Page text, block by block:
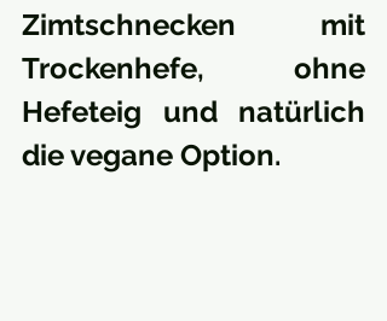
Zimtschnecken mit
Trockenhefe, ohne
Hefeteig und natürlich
die vegane Option.